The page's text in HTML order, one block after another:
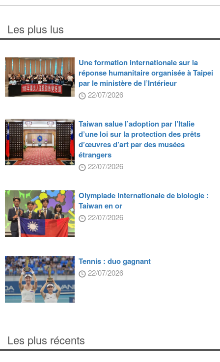
Les plus lus
Une formation internationale sur la
réponse humanitaire organisée à Taipei
par le ministère de l’Intérieur
22/07/2026
Taiwan salue l’adoption par l’Italie
d’une loi sur la protection des prêts
d’œuvres d’art par des musées
étrangers
22/07/2026
Olympiade internationale de biologie :
Taiwan en or
22/07/2026
Tennis : duo gagnant
22/07/2026
Les plus récents